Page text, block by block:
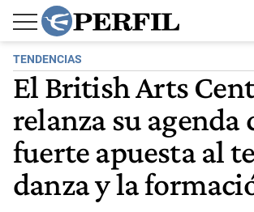
TENDENCIAS
El British Arts
relanza su agenda
fuerte apuesta al
danza y la